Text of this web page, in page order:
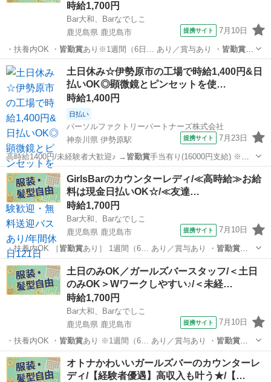
時給1,700円
Bar大和、Barなでしこ
鹿児島県 鹿児島市
提携サイト 7月10日
・扶養内OK ・ 皆勤賞あり※1週間（6日… あり／賞与あり ・ 皆勤賞あ
り ・転勤なし … あり／賞与あり ・皆勤賞あり ・転勤なし …
鹿児島 鹿児島市 その他
土日休み☆伊勢原市の工場で時給1,400円&日
払いOK◎顕微鏡とピンセットを使…
時給1,400円
日払い
パーソルファクトリーパートナーズ株式会社
神奈川県 伊勢原駅
提携サイト 7月23日
高時給1400円/未経験者大歓迎♪ → 皆勤賞手当有り(16000円支給) ※条
件有…
神奈川 伊勢原駅
GirlsBarのカウンターレディ/≪高時給≫お給
料は現金日払いOK☆/≪友達…
時給1,700円
Bar大和、Barなでしこ
鹿児島県 鹿児島市
提携サイト 7月10日
・扶養内OK ［ 皆勤賞あり］ 1週間（6… あり／賞与あり ・ 皆勤賞あ
り ・転勤なし … あり／賞与あり ・皆勤賞あり ・転勤なし …
鹿児島 鹿児島市
土日のみOK／ガールズバースタッフ/＜土日
のみOK＞Wワークしやすい♪/＜未経…
時給1,700円
Bar大和、Barなでしこ
鹿児島県 鹿児島市
提携サイト 7月10日
・扶養内OK ・ 皆勤賞あり ※1週間（6… あり／賞与あり ・ 皆勤賞あ
り ・転勤なし … あり／賞与あり ・皆勤賞あり ・転勤なし …
鹿児島 鹿児島市 その他
オトナかわいいガールズバーのカウンターレ
ディ/【経験者優遇】高収入も叶う★/【…